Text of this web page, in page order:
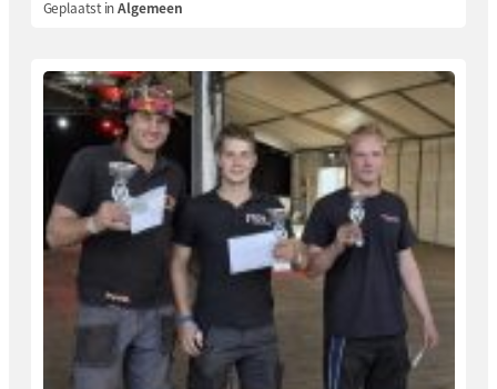
Geplaatst inAlgemeen